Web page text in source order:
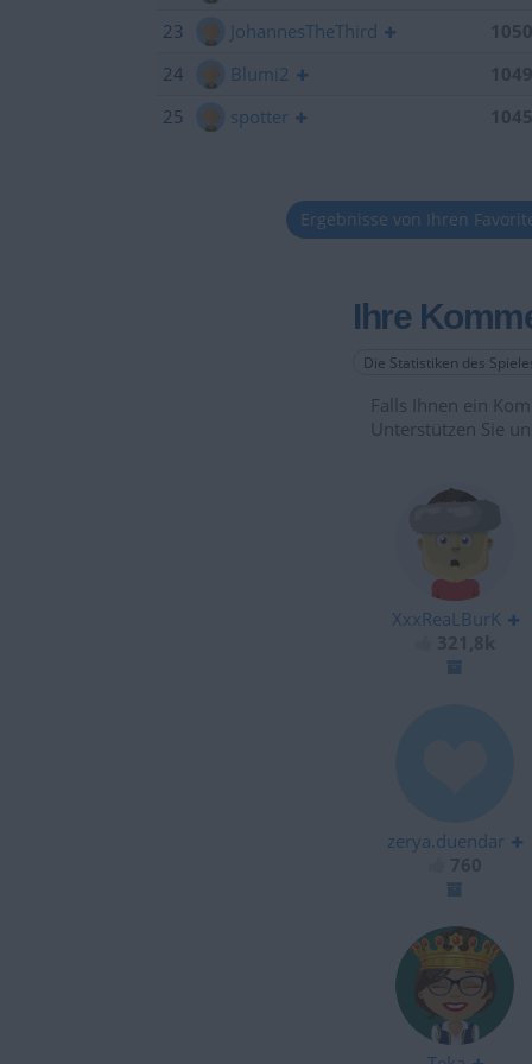
23
JohannesTheThird
24
Blumi2
25
spotter
Ergebnisse von Ihren
Ihre
Die Statistiken des
Falls Ihnen ein
Unterstützen Sie
XxxReaLBurK
zerya.duendar